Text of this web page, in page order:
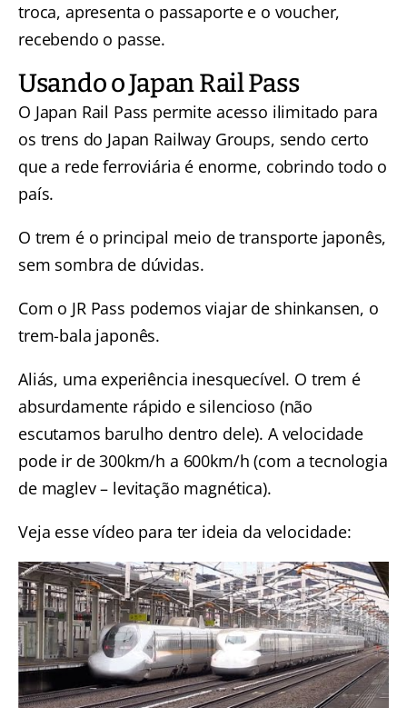
troca, apresenta o passaporte e o voucher,
recebendo o passe.
Usando o Japan Rail Pass
O Japan Rail Pass permite acesso ilimitado para
os trens do Japan Railway Groups, sendo certo
que a rede ferroviária é enorme, cobrindo todo o
país.
O trem é o principal meio de transporte japonês,
sem sombra de dúvidas.
Com o JR Pass podemos viajar de shinkansen, o
trem-bala japonês.
Aliás, uma experiência inesquecível. O trem é
absurdamente rápido e silencioso (não
escutamos barulho dentro dele). A velocidade
pode ir de 300km/h a 600km/h (com a tecnologia
de maglev – levitação magnética).
Veja esse vídeo para ter ideia da velocidade: